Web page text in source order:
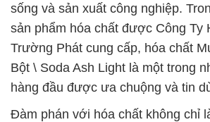
sống và sản xuất công nghiệp.
sản phẩm hóa chất được Công Ty
Trường Phát cung cấp, hóa chất
Bột \ Soda Ash Light là một trong
hàng đầu được ưa chuộng và tin
Đàm phán với hóa chất không chỉ